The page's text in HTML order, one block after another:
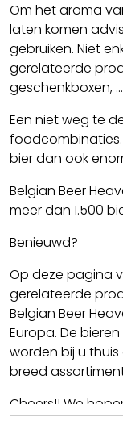
Om het aroma
laten komen
gebruiken. Niet
gerelateerde
geschenkboxen,
Een niet weg te
foodcombinaties.
bier dan ook
Belgian Beer
meer dan 1.500
Benieuwd?
Op deze pagina
gerelateerde
Belgian Beer
Europa. De
worden bij u
breed
Cheers!! We